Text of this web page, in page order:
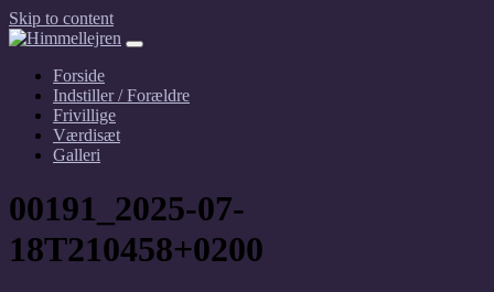
Skip to content
Forside
Indstiller / Forældre
Frivillige
Værdisæt
Galleri
00191_2025-07-
18T210458+0200